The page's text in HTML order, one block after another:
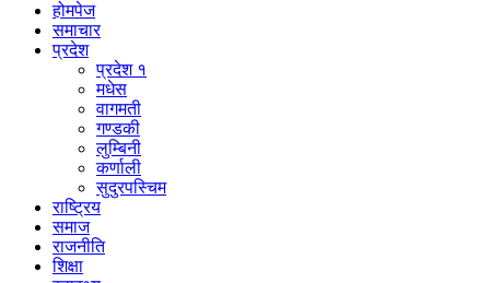
होमपेज
समाचार
प्रदेश
प्रदेश १
मधेस
वागमती
गण्डकी
लुम्बिनी
कर्णाली
सुदुरपस्चिम
राष्ट्रिय
समाज
राजनीति
शिक्षा